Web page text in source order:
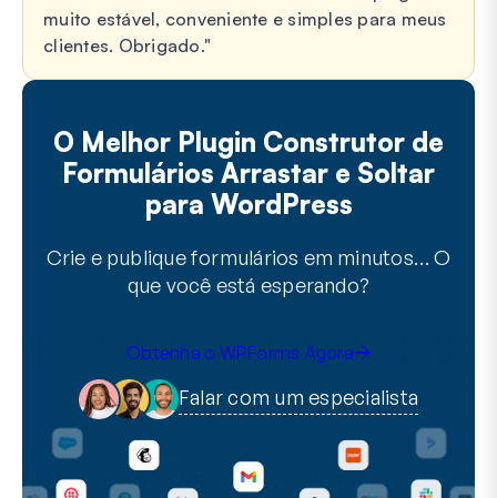
muito estável, conveniente e simples para meus
clientes. Obrigado.
O Melhor Plugin Construtor de
Formulários Arrastar e Soltar
para WordPress
Crie e publique formulários em minutos… O
que você está esperando?
Obtenha o WPForms Agora
Falar com um especialista